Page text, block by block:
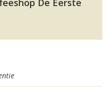
De Eerste